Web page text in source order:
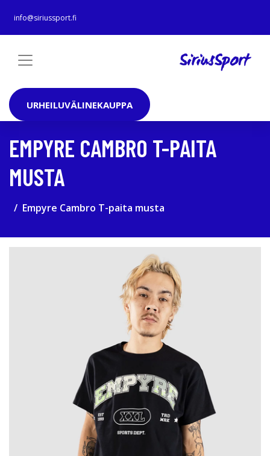
info@siriussport.fi
URHEILUVÄLINEKAUPPA
EMPYRE CAMBRO T-PAITA
MUSTA
Empyre Cambro T-paita musta